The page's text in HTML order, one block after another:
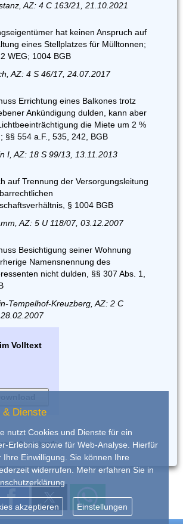
AZ: 4 C 163/21, 21.10.2021
hat keinen Anspruch auf
eines Stellplatzes für Mülltonnen;
WEG; 1004 BGB
AZ: 4 S 46/17, 24.07.2017
Errichtung eines Balkones trotz
Ankündigung dulden, kann aber
die Miete um 2 %
§§ 554 a.F., 535, 242, BGB
I, AZ: 18 S 99/13, 13.11.2013
auf Trennung der Versorgungsleitung
§ 1004 BGB
AZ: 5 U 118/07, 03.12.2007
Besichtigung seiner Wohnung
Namensnennung des
nicht dulden, §§ 307 Abs. 1,
Tempelhof-Kreuzberg, AZ: 2 C
Volltext
voniurado
& Dienste
nutzt Cookies und Dienste für ein
Erlebnis sowie für Web-Analyse. Hierfür
Ihre Einwilligung. Sie können Ihre
widerrufen. Mehr erfahren Sie in
akzeptieren Einstellungen